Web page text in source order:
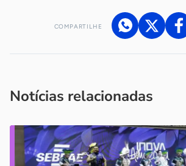
COMPARTILHE
Notícias relacionadas